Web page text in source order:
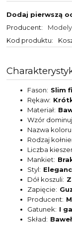
Dodaj pierwszą
Producent:
Modely
Kod produktu:
Fason
Slim
Rękaw
Materiał
Wzór
Nazwa
Rodzaj
Liczba
Mankiet
Styl
Dół koszuli
Zapięcie
Producent
Gatunek
I
Skład